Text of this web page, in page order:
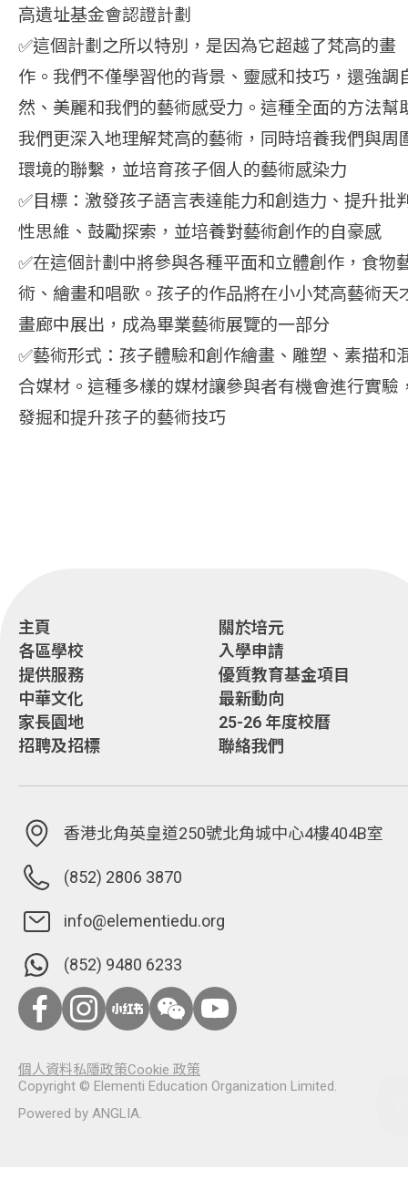
高遺址基金會認證計劃
✅這個計劃之所以特別，是因為它超越了梵高的畫
作。我們不僅學習他的背景、靈感和技巧，還強調
然、美麗和我們的藝術感受力。這種全面的方法幫
我們更深入地理解梵高的藝術，同時培養我們與周
環境的聯繫，並培育孩子個人的藝術感染力
✅目標：激發孩子語言表達能力和創造力、提升批
性思維、鼓勵探索，並培養對藝術創作的自豪感
✅在這個計劃中將參與各種平面和立體創作，食物
術、繪畫和唱歌。孩子的作品將在小小梵高藝術天
畫廊中展出，成為畢業藝術展覽的一部分
✅藝術形式：孩子體驗和創作繪畫、雕塑、素描和
合媒材。這種多樣的媒材讓參與者有機會進行實驗
發掘和提升孩子的藝術技巧
主頁
關於培元
各區學校
入學申請
提供服務
優質教育基金項目
中華文化
最新動向
家長園地
25-26 年度校曆
招聘及招標
聯絡我們
香港北角英皇道250號北角城中心4樓404B室
(852) 2806 3870
info@elementiedu.org
(852) 9480 6233
Copyright © Elementi Education Organization Limited.
Powered by ANGLIA.
個人資料私隱政策Cookie 政策